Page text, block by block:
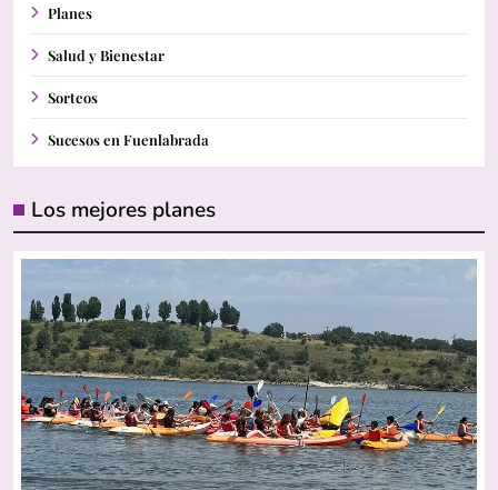
Planes
Salud y Bienestar
Sorteos
Sucesos en Fuenlabrada
Los mejores planes